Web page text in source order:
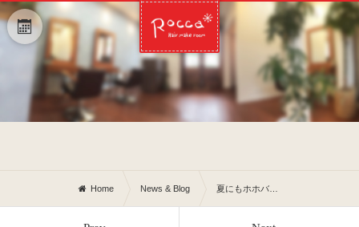
Home News & Blog 夏にもホホバオイル???詳しく書いてます◎